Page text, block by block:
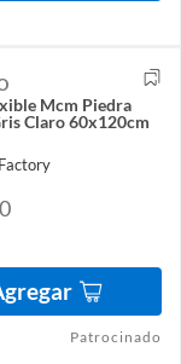
Mcm Piedra
Claro 60x120cm
Patrocinado